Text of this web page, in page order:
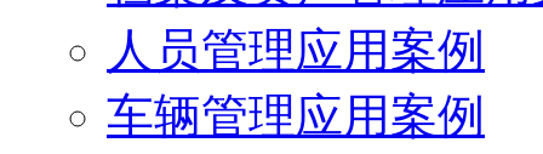
人员管理应用案例
车辆管理应用案例